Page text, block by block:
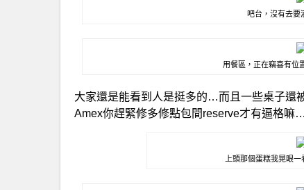
吧台，沒有去要
用餐區，正在竊喜有位
大家還是能看到人是挺多的…而且一些桌子還
Amex你趕緊修多修點包間reserve才有逼格嘛…
上頭那個蛋糕我晃眼